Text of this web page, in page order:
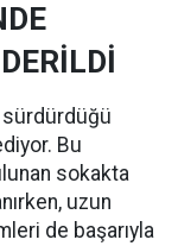
Bu
sokakta
uzun
de başarıyla